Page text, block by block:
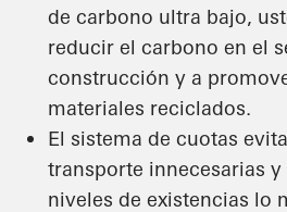
de carbono ultra bajo,
reducir el carbono en el
construcción y a
materiales reciclados.
El sistema de cuotas
transporte innecesarias
niveles de existencias lo